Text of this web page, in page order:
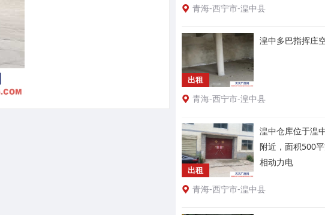
青海-西宁市-湟中县
出租
湟中多巴指挥庄
青海-西宁市-湟中县
出租
湟中仓库位于湟
附近，面积500
相动力电
青海-西宁市-湟中县